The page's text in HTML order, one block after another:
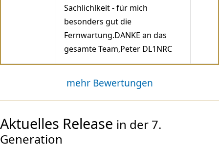
Sachlichlkeit - für mich
besonders gut die
Fernwartung.DANKE an das
gesamte Team,Peter DL1NRC
mehr Bewertungen
Aktuelles Release in der 7.
Generation